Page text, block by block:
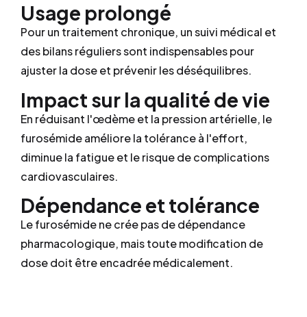
Usage prolongé
Pour un traitement chronique, un suivi médical et
des bilans réguliers sont indispensables pour
ajuster la dose et prévenir les déséquilibres.
Impact sur la qualité de vie
En réduisant l'œdème et la pression artérielle, le
furosémide améliore la tolérance à l'effort,
diminue la fatigue et le risque de complications
cardiovasculaires.
Dépendance et tolérance
Le furosémide ne crée pas de dépendance
pharmacologique, mais toute modification de
dose doit être encadrée médicalement.